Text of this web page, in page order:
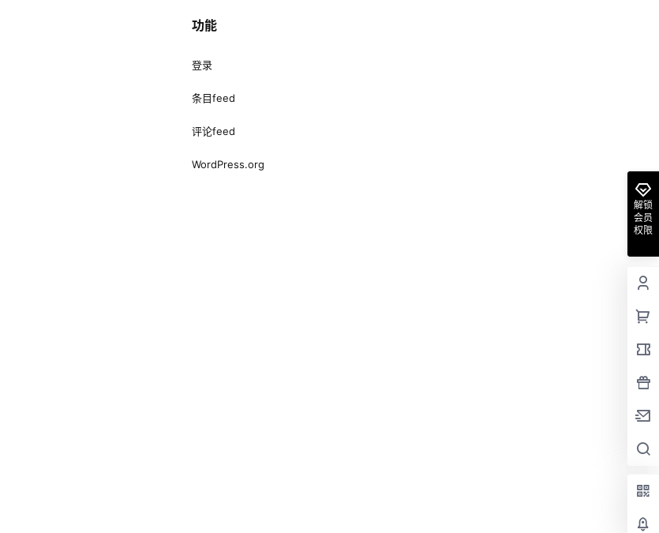
解锁
会员
权限
功能
登录
条目feed
评论feed
WordPress.org